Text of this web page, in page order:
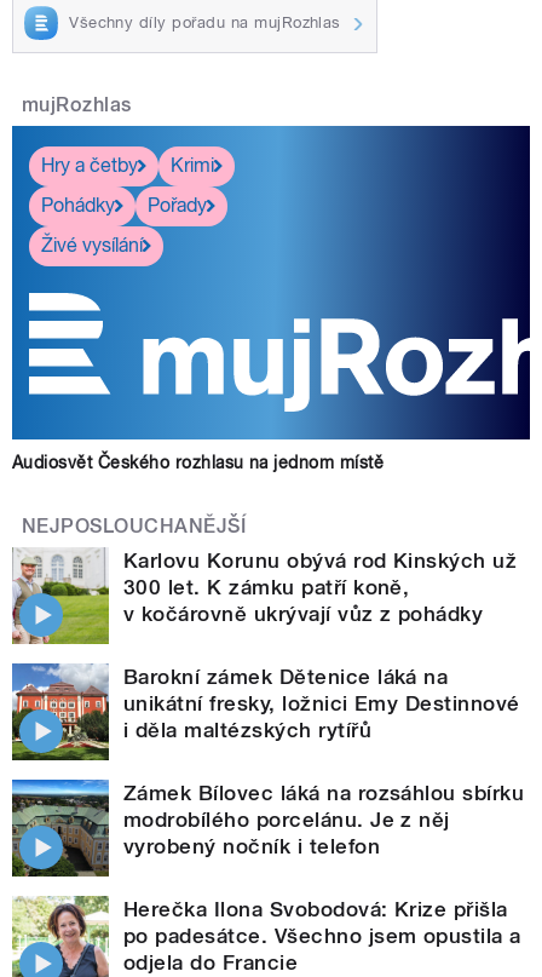
Všechny díly pořadu na mujRozhlas
mujRozhlas
Hry a četby
Krimi
Pohádky
Pořady
Živé vysílání
Audiosvět Českého rozhlasu na jednom místě
NEJPOSLOUCHANĚJŠÍ
Karlovu Korunu obývá rod Kinských už
300 let. K zámku patří koně,
v kočárovně ukrývají vůz z pohádky
Barokní zámek Dětenice láká na
unikátní fresky, ložnici Emy Destinnové
i děla maltézských rytířů
Zámek Bílovec láká na rozsáhlou sbírku
modrobílého porcelánu. Je z něj
vyrobený nočník i telefon
Herečka Ilona Svobodová: Krize přišla
po padesátce. Všechno jsem opustila a
odjela do Francie